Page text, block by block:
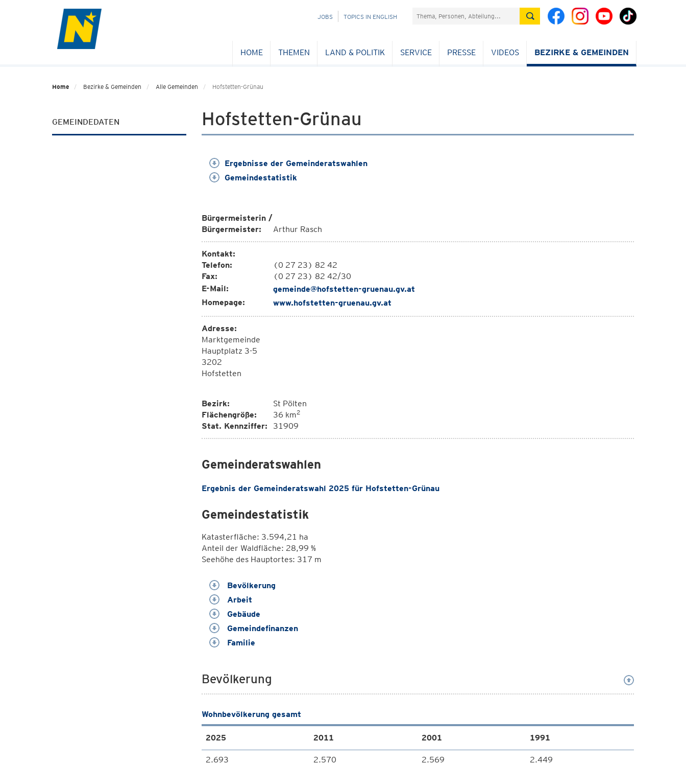
NAVIGATION
JOBS TOPICS IN ENGLISH Suchefeld
HOME THEMEN LAND & POLITIK SERVICE PRESSE VIDEOS BEZIRKE & GEMEINDEN
Home Bezirke & Gemeinden Alle Gemeinden Hofstetten-Grünau
GEMEINDEDATEN Hofstetten-Grünau
Ergebnisse der Gemeinderatswahlen
Gemeindestatistik
Bürgermeisterin /
Bürgermeister:
Arthur Rasch
Kontakt:
Telefon:
(0 27 23) 82 42
Fax:
(0 27 23) 82 42/30
E-Mail:
gemeinde@hofstetten-gruenau.gv.at
Homepage:
www.hofstetten-gruenau.gv.at
Adresse:
Marktgemeinde
Hauptplatz 3-5
3202
Hofstetten
Bezirk:
St Pölten
Flächengröße:
36 km2
Stat. Kennziffer: 31909
Gemeinderatswahlen
Ergebnis der Gemeinderatswahl 2025 für Hofstetten-Grünau
Gemeindestatistik
Katasterfläche: 3.594,21 ha
Anteil der Waldfläche: 28,99 %
Seehöhe des Hauptortes: 317 m
Bevölkerung
Arbeit
Gebäude
Gemeindefinanzen
Familie
Bevölkerung
Wohnbevölkerung gesamt
2025 2011 2001 1991
2.693 2.570 2.569 2.449